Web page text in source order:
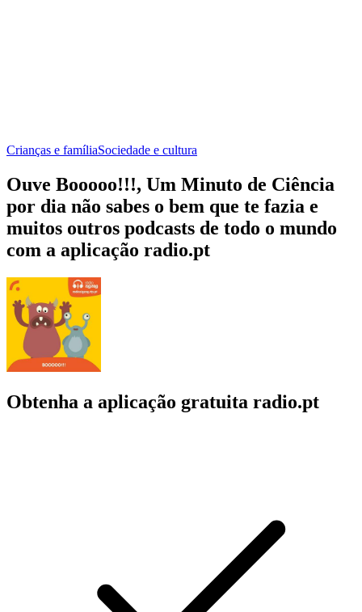
Crianças e famíliaSociedade e cultura
Ouve Booooo!!!, Um Minuto de Ciência
por dia não sabes o bem que te fazia e
muitos outros podcasts de todo o mundo
com a aplicação radio.pt
Obtenha a aplicação gratuita radio.pt